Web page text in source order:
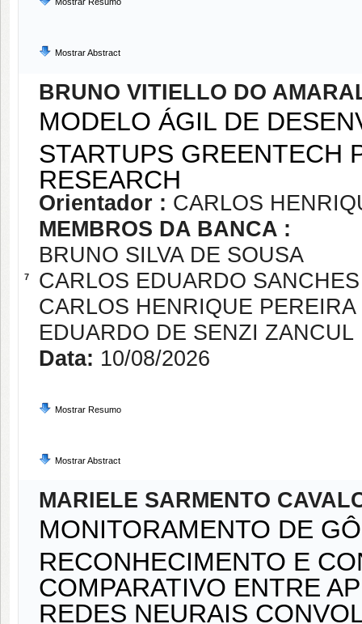
Mostrar Abstract
7
BRUNO VITIELLO DO
MODELO ÁGIL DE
STARTUPS GREENTECH
RESEARCH
Orientador : CARLOS
MEMBROS DA BANCA :
BRUNO SILVA DE SOUSA
CARLOS EDUARDO
CARLOS HENRIQUE PEREIRA
EDUARDO DE SENZI ZANCUL
Data: 10/08/2026
Mostrar Resumo
Mostrar Abstract
MARIELE SARMENTO
MONITORAMENTO DE
RECONHECIMENTO E
COMPARATIVO ENTRE
REDES NEURAIS